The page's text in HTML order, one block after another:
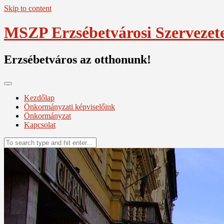
Skip to content
MSZP Erzsébetvárosi
Erzsébetváros az otthonunk!
Kezdőlap
Önkormányzati képviselőink
Önkormányzat
Kapcsolat